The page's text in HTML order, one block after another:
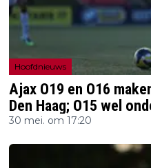
Hoofdnieuws
Ajax O19 en O16
Den Haag; O15 wel
30 mei. om 17:20